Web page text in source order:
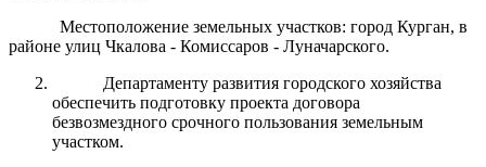
Местоположение земельных участков: город Курган, в
районе улиц Чкалова - Комиссаров - Луначарского.
Департаменту развития городского хозяйства
обеспечить подготовку проекта договора
безвозмездного срочного пользования земельным
участком.